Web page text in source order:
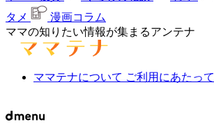
タメ
漫画コラム
ママの知りたい情報が集まるアンテナ
ママテナについて ご利用にあたって